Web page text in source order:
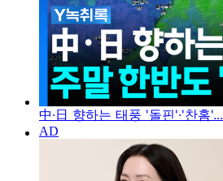
中·日 향하는 태풍 '돌핀'·'찬홈